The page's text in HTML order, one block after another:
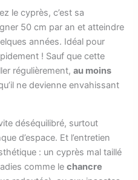
le cyprès, c’est sa
50 cm par an et atteindre
années. Idéal pour
! Sauf que cette
régulièrement,au moins
ne devienne envahissant
déséquilibré, surtout
d’espace. Et l’entretien
: un cyprès mal taillé
comme lechancre